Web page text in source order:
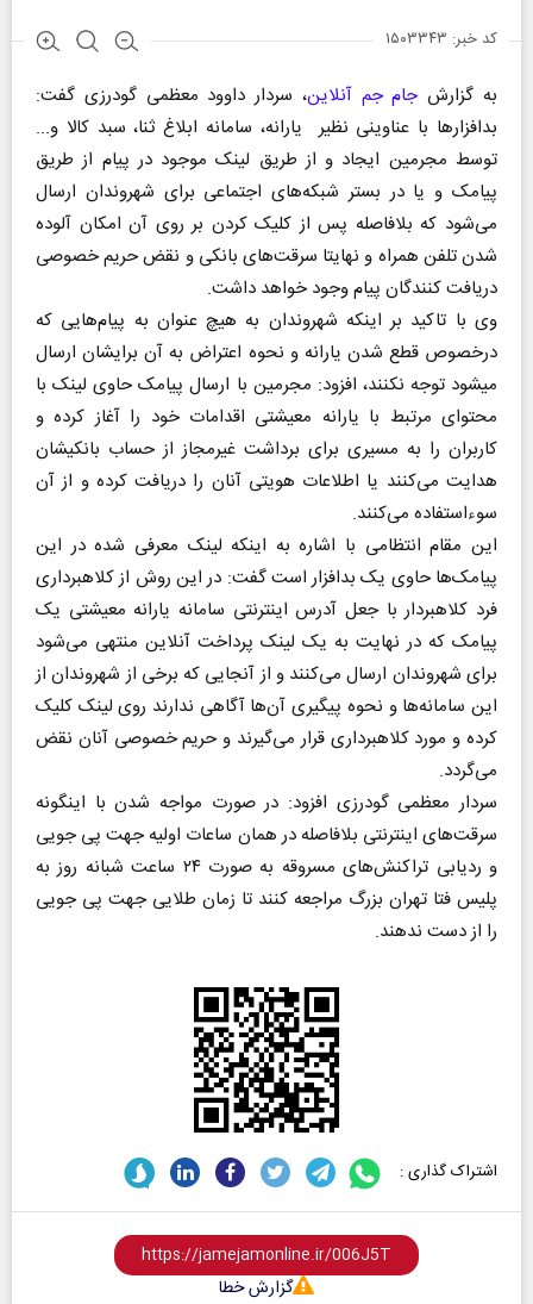
کد خبر: ۱۵۰۳۳۴۳
به گزارشجام جم آنلاین، سردار داوود معظمی گودرزی گفت:
بدافزار‌ها با عناوینی نظیر یارانه، سامانه ابلاغ ثنا، سبد کالا و...
توسط مجرمین ایجاد و از طریق لینک موجود در پیام از طریق
پیامک و یا در بستر شبکه‌های اجتماعی برای شهروندان ارسال
می‌شود که بلافاصله پس از کلیک کردن بر روی آن امکان آلوده
شدن تلفن همراه و نهایتا سرقت‌های بانکی و نقض حریم خصوصی
دریافت کنندگان پیام وجود خواهد داشت.
وی با تاکید بر اینکه شهروندان به هیچ عنوان به پیام‌هایی که
درخصوص قطع شدن یارانه و نحوه اعتراض به آن برایشان ارسال
میشود توجه نکنند، افزود: مجرمین با ارسال پیامک حاوی لینک با
محتوای مرتبط با یارانه معیشتی اقدامات خود را آغاز کرده و
کاربران را به مسیری برای برداشت غیرمجاز از حساب بانکیشان
هدایت می‌کنند یا اطلاعات هویتی آنان را دریافت کرده و از آن
سوءاستفاده می‌کنند.
این مقام انتظامی با اشاره به اینکه لینک معرفی شده در این
پیامک‌ها حاوی یک بدافزار است گفت: در این روش از کلاهبرداری
فرد کلاهبردار با جعل آدرس اینترنتی سامانه یارانه معیشتی یک
پیامک که در نهایت به یک لینک پرداخت آنلاین منتهی می‌شود
برای شهروندان ارسال می‌کنند و از آنجایی که برخی از شهروندان از
این سامانه‌ها و نحوه پیگیری آن‌ها آگاهی ندارند روی لینک کلیک
کرده و مورد کلاهبرداری قرار می‌گیرند و حریم خصوصی آنان نقض
می‌گردد.
سردار معظمی گودرزی افزود: در صورت مواجه شدن با اینگونه
سرقت‌های اینترنتی بلافاصله در همان ساعات اولیه جهت پی جویی
و ردیابی تراکنش‌های مسروقه به صورت ۲۴ ساعت شبانه روز به
پلیس فتا تهران بزرگ مراجعه کنند تا زمان طلایی جهت پی جویی
را از دست ندهند.
اشتراک گذاری :
گزارش خطا